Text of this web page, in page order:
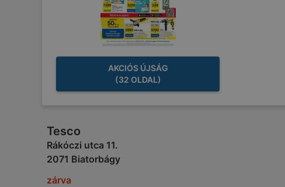
AKCIÓS ÚJSÁG
(32 OLDAL)
Tesco
Rákóczi utca 11.
2071 Biatorbágy
zárva